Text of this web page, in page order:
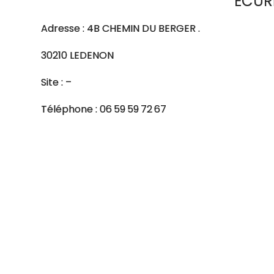
Adresse : 4B CHEMIN DU BERGER .
30210 LEDENON
Site : –
Téléphone : 06 59 59 72 67